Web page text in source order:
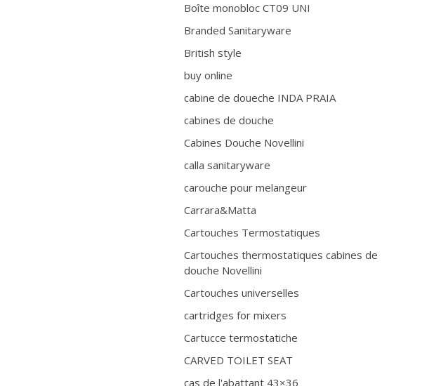
Boîte monobloc CT09 UNI
Branded Sanitaryware
British style
buy online
cabine de doueche INDA PRAIA
cabines de douche
Cabines Douche Novellini
calla sanitaryware
carouche pour melangeur
Carrara&Matta
Cartouches Termostatiques
Cartouches thermostatiques cabines de
douche Novellini
Cartouches universelles
cartridges for mixers
Cartucce termostatiche
CARVED TOILET SEAT
cas de l'abattant 43×36